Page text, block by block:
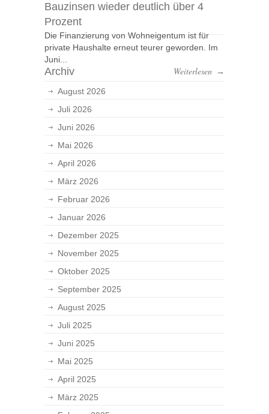
Bauzinsen wieder deutlich über 4
Prozent
Die Finanzierung von Wohneigentum ist für
private Haushalte erneut teurer geworden. Im
Juni...
Weiterlesen →
Archiv
August 2026
Juli 2026
Juni 2026
Mai 2026
April 2026
März 2026
Februar 2026
Januar 2026
Dezember 2025
November 2025
Oktober 2025
September 2025
August 2025
Juli 2025
Juni 2025
Mai 2025
April 2025
März 2025